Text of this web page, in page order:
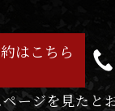
はこちら
ージを見たと